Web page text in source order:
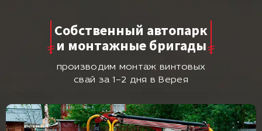
Собственный автопарк
и монтажные бригады
производим монтаж винтовых
свай за 1–2 дня в Верея